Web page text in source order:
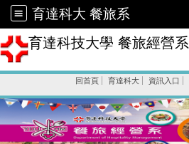
育達科大 餐旅系
育達科技大學 餐旅經營系
回首頁 育達科大 資訊入口